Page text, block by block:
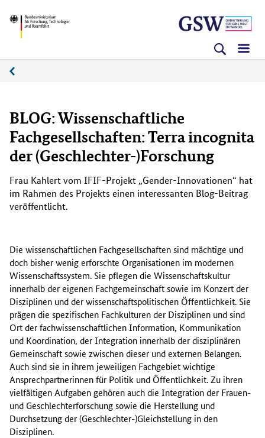
zum
(Eingabetaste)
zum
(Eingabetaste)
zur
(Eingabetaste)
BMFTR
BLOG: Wissenschaftliche
Fachgesellschaften: Terra incognita
der (Geschlechter-)Forschung
Frau Kahlert vom IFIF-Projekt „Gender-Innovationen“ hat
im Rahmen des Projekts einen interessanten Blog-Beitrag
veröffentlicht.
Die wissenschaftlichen Fachgesellschaften sind mächtige und
doch bisher wenig erforschte Organisationen im modernen
Wissenschaftssystem. Sie pflegen die Wissenschaftskultur
innerhalb der eigenen Fachgemeinschaft sowie im Konzert der
Disziplinen und der wissenschaftspolitischen Öffentlichkeit. Sie
prägen die spezifischen Fachkulturen der Disziplinen und sind
Ort der fachwissenschaftlichen Information, Kommunikation
und Koordination, der Integration innerhalb der disziplinären
Gemeinschaft sowie zwischen dieser und externen Belangen.
Auch sind sie in ihrem jeweiligen Fachgebiet wichtige
Ansprechpartnerinnen für Politik und Öffentlichkeit. Zu ihren
vielfältigen Aufgaben gehören auch die Integration der Frauen-
und Geschlechterforschung sowie die Herstellung und
Durchsetzung der (Geschlechter-)Gleichstellung in den
Disziplinen.